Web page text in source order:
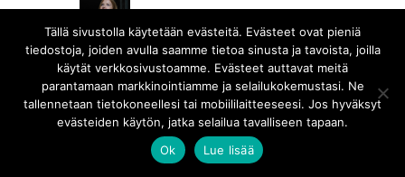
Elina
·26.3.2014 6:03
Jere Niemisen kirja on mainio, mutta toisin kuin
Vegaanin kotiruokakirjassa, minun reseptini nojaavat
enemmän monipuolisemmalle kasvisten käytölle, ei
niinkään erilasille "lihankorvikkeille" - ihan samaan
tapaan kuin täällä blogissakin :) Ihanaa kuulla, että
kirjaa odotetaan!
Tällä sivustolla käytetään evästeitä. Evästeet ovat pieniä
tiedostoja, joiden avulla saamme tietoa sinusta ja tavoista, joilla
käytät verkkosivustoamme. Evästeet auttavat meitä
parantamaan markkinointiamme ja selailukokemustasi. Ne
tallennetaan tietokoneellesi tai mobiililaitteeseesi. Jos hyväksyt
evästeiden käytön, jatka selailua tavalliseen tapaan.
Ok
Lue lisää